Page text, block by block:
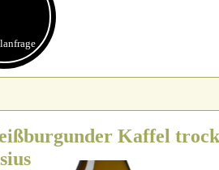
Kaffel